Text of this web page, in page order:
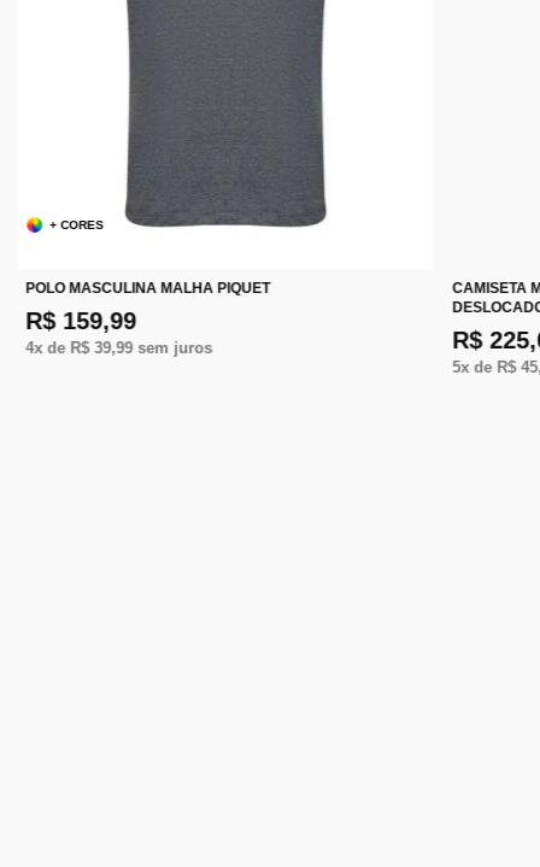
+ CORES
POLO MASCULINA MALHA PIQUET
R$ 159,99
4x de R$ 39,99sem juros
CAMISETA
R$
5x de R$